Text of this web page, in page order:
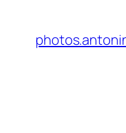
contenu